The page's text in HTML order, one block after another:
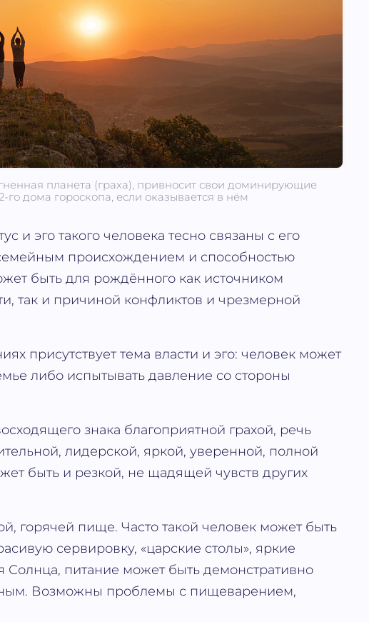
планета (граха), привносит свои доминирующие
го дома гороскопа, если оказывается в нём
и эго такого человека тесно связаны с его
происхождением и способностью
быть для рождённого как источником
так и причиной конфликтов и чрезмерной
присутствует тема власти и эго: человек может
либо испытывать давление со стороны
знака благоприятной грахой, речь
лидерской, яркой, уверенной, полной
быть и резкой, не щадящей чувств других
горячей пище. Часто такой человек может быть
сервировку, «царские столы», яркие
Солнца, питание может быть демонстративно
Возможны проблемы с пищеварением,